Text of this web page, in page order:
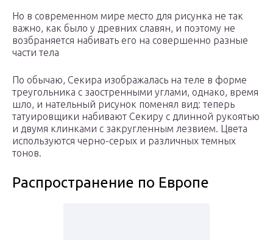
Но в современном мире место для рисунка не так
важно, как было у древних славян, и поэтому не
возбраняется набивать его на совершенно разные
части тела
По обычаю, Секира изображалась на теле в форме
треугольника с заостренными углами, однако, время
шло, и нательный рисунок поменял вид: теперь
татуировщики набивают Секиру с длинной рукоятью
и двумя клинками с закругленным лезвием. Цвета
используются черно-серых и различных темных
тонов.
Распространение по Европе